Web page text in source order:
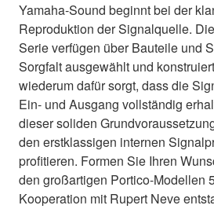
Yamaha-Sound beginnt bei der
Reproduktion der Signalquelle.
Serie verfügen über Bauteile und
Sorgfalt ausgewählt und
wiederum dafür sorgt, dass die
Ein- und Ausgang vollständig
dieser soliden
den erstklassigen internen
profitieren. Formen Sie Ihren
den großartigen Portico-Modellen
Kooperation mit Rupert Neve